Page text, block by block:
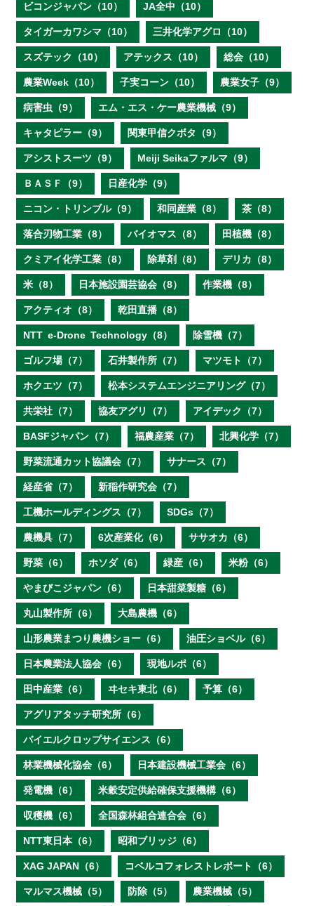
ビコンジャパン（10） JA全中（10）
タイガーカワシマ（10） 三井化学アグロ（10）
スズテック（10） アテックス（10） 総会（10）
農業Week（10） 子実コーン（10） 農業女子（9）
病害虫（9） エム・エス・ケー農業機械（9）
キャタピラー（9） 関東甲信クボタ（9）
アシストスーツ（9） Meiji Seikaファルマ（9）
ＢＡＳＦ（9） 日産化学（9）
ニコン・トリンブル（9） 和同産業（8） 茶（8）
落合刃物工業（8） バイオマス（8） 田植機（8）
クミアイ化学工業（8） 除草剤（8） デリカ（8）
米（8） 日本施設園芸協会（8） 作業機（8）
アクティオ（8） 乾田直播（8）
NTT e‐Drone Technology（8） 除雪機（7）
ゴルフ場（7） 石井製作所（7） マツモト（7）
ホクエツ（7） 松本システムエンジニアリング（7）
共栄社（7） 協友アグリ（7） アイデック（7）
BASFジャパン（7） 福農産業（7） 北興化学（7）
野菜流通カット協議会（7） サナース（7）
経産省（7） 新稲作研究会（7）
工機ホールディングス（7） SDGs（7）
農機具（7） 6次産業化（6） ササオカ（6）
野菜（6） ホソダ（6） 緑産（6） 米粉（6）
やまびこジャパン（6） 日本甜菜製糖（6）
丸山製作所（6） 大島農機（6）
山形農業まつり農機ショー（6） 油圧ショベル（6）
日本農業法人協会（6） 現地ルポ（6）
田中産業（6） ヰセキ東北（6） 予算（6）
アグリアタッチ研究所（6）
バイエルクロップサイエンス（6）
林業機械化協会（6） 日本建設機械工業会（6）
発電機（6） 米穀安定供給確保支援機構（6）
収穫機（6） 全国森林組合連合会（6）
NTT東日本（6） 昭和ブリッジ（6）
XAG JAPAN（6） コベルコフォレストレポート（6）
マルマス機械（5） 防除（5） 農業機械（5）